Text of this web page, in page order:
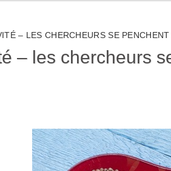
– LES CHERCHEURS SE
– les chercheurs